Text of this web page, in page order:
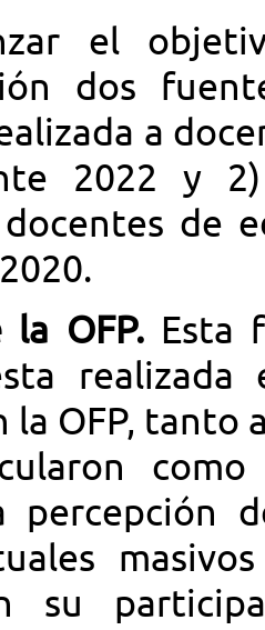
el
dos
a
2022 y
de
la OFP. Esta
la OFP, tanto
percepción
su